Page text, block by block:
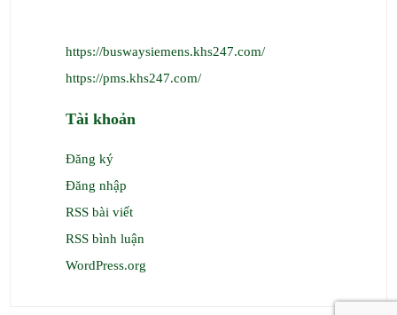
https://buswaysiemens.khs247.com/
https://pms.khs247.com/
Tài khoản
Đăng ký
Đăng nhập
RSS bài viết
RSS bình luận
WordPress.org